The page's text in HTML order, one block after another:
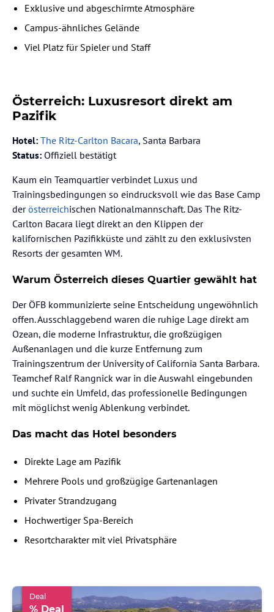
Exklusive und abgeschirmte Atmosphäre
Campus-ähnliches Gelände
Viel Platz für Spieler und Staff
Österreich: Luxusresort direkt am
Pazifik
Hotel: The Ritz-Carlton Bacara, Santa Barbara
Status: Offiziell bestätigt
Kaum ein Teamquartier verbindet Luxus und
Trainingsbedingungen so eindrucksvoll wie das Base Camp
derösterreichischen Nationalmannschaft. Das The Ritz-
Carlton Bacara liegt direkt an den Klippen der
kalifornischen Pazifikküste und zählt zu den exklusivsten
Resorts der gesamten WM.
Warum Österreich dieses Quartier gewählt hat
Der ÖFB kommunizierte seine Entscheidung ungewöhnlich
offen. Ausschlaggebend waren die ruhige Lage direkt am
Ozean, die moderne Infrastruktur, die großzügigen
Außenanlagen und die kurze Entfernung zum
Trainingszentrum der University of California Santa Barbara.
Teamchef Ralf Rangnick war in die Auswahl eingebunden
und suchte ein Umfeld, das professionelle Bedingungen
mit möglichst wenig Ablenkung verbindet.
Das macht das Hotel besonders
Direkte Lage am Pazifik
Mehrere Pools und großzügige Gartenanlagen
Privater Strandzugang
Hochwertiger Spa-Bereich
Resortcharakter mit viel Privatsphäre
Deal
% Deal